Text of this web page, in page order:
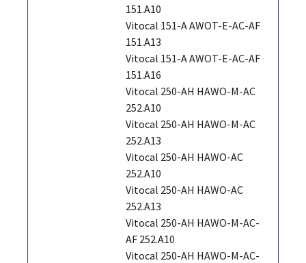
151.A10
Vitocal 151-A AWOT-E-AC-AF
151.A13
Vitocal 151-A AWOT-E-AC-AF
151.A16
Vitocal 250-AH HAWO-M-AC
252.A10
Vitocal 250-AH HAWO-M-AC
252.A13
Vitocal 250-AH HAWO-AC
252.A10
Vitocal 250-AH HAWO-AC
252.A13
Vitocal 250-AH HAWO-M-AC-
AF 252.A10
Vitocal 250-AH HAWO-M-AC-